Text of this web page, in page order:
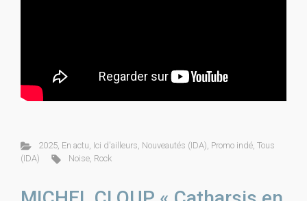
2025, En actu, Ici d'ailleurs, Nouveautés (IDA), Promo indé, Tous
(IDA)
Noise, Rock